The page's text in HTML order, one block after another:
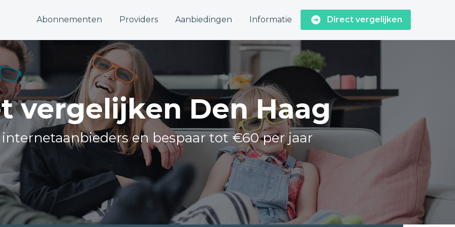
Abonnementen Providers Aanbiedingen Informatie Direct vergelijken
vergelijken Den Haag
en bespaar tot €60 per jaar